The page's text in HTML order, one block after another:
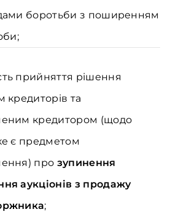
боротьби з поширенням
прийняття рішення
кредиторів та
кредитором (щодо
є предметом
про зупинення
аукціонів з продажу
;